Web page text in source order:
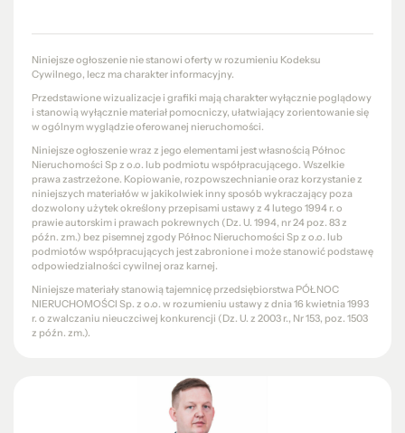
Niniejsze ogłoszenie nie stanowi oferty w rozumieniu Kodeksu
Cywilnego, lecz ma charakter informacyjny.
Przedstawione wizualizacje i grafiki mają charakter wyłącznie poglądowy
i stanowią wyłącznie materiał pomocniczy, ułatwiający zorientowanie się
w ogólnym wyglądzie oferowanej nieruchomości.
Niniejsze ogłoszenie wraz z jego elementami jest własnością Północ
Nieruchomości Sp z o.o. lub podmiotu współpracującego. Wszelkie
prawa zastrzeżone. Kopiowanie, rozpowszechnianie oraz korzystanie z
niniejszych materiałów w jakikolwiek inny sposób wykraczający poza
dozwolony użytek określony przepisami ustawy z 4 lutego 1994 r. o
prawie autorskim i prawach pokrewnych (Dz. U. 1994, nr 24 poz. 83 z
późn. zm.) bez pisemnej zgody Północ Nieruchomości Sp z o.o. lub
podmiotów współpracujących jest zabronione i może stanowić podstawę
odpowiedzialności cywilnej oraz karnej.
Niniejsze materiały stanowią tajemnicę przedsiębiorstwa PÓŁNOC
NIERUCHOMOŚCI Sp. z o.o. w rozumieniu ustawy z dnia 16 kwietnia 1993
r. o zwalczaniu nieuczciwej konkurencji (Dz. U. z 2003 r., Nr 153, poz. 1503
z późn. zm.).